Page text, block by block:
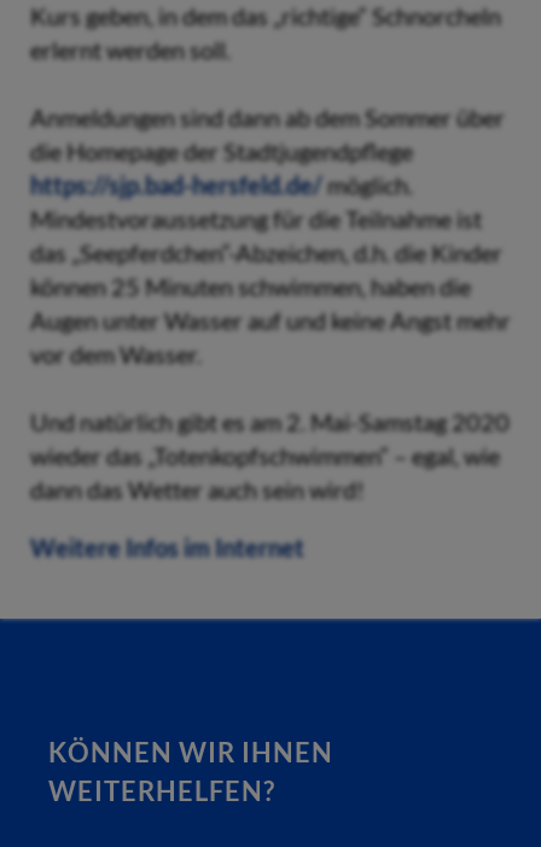
Kurs geben, in dem das „richtige“ Schnorcheln
erlernt werden soll.
Anmeldungen sind dann ab dem Sommer über
die Homepage der Stadtjugendpflege
https://sjp.bad-hersfeld.de/möglich.
Mindestvoraussetzung für die Teilnahme ist
das „Seepferdchen“-Abzeichen, d.h. die Kinder
können 25 Minuten schwimmen, haben die
Augen unter Wasser auf und keine Angst mehr
vor dem Wasser.
Und natürlich gibt es am 2. Mai-Samstag 2020
wieder das „Totenkopfschwimmen“ – egal, wie
dann das Wetter auch sein wird!
Weitere Infos im Internet
KÖNNEN WIR IHNEN
WEITERHELFEN?